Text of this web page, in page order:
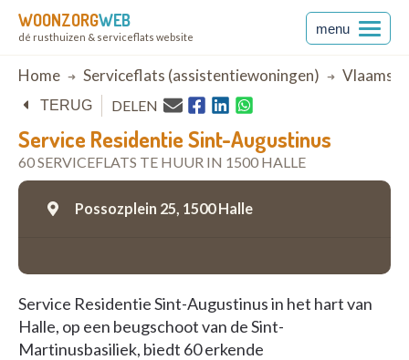
WOONZORGWEB
dé rusthuizen & serviceflats website
menu
Breadcrumb
Home Serviceflats (assistentiewoningen) Vlaams-
Service Residentie Sint-Augustinus
60 SERVICEFLATS TE HUUR IN 1500 HALLE
TERUG DELEN
Possozplein 25, 1500 Halle
Service Residentie Sint-Augustinus in het hart van
Halle, op een beugschoot van de Sint-
Martinusbasiliek, biedt 60 erkende